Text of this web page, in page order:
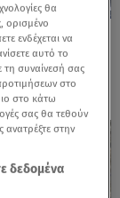
το Final
θα
ορισμένο
ενδέχεται να
αυτό το
τη συναίνεσή σας
στο
στο κάτω
σας θα τεθούν
ανατρέξτε στην
δεδομένα